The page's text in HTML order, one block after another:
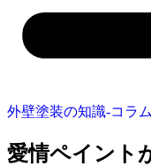
外壁塗装の知識‐コラム
愛情ペイント